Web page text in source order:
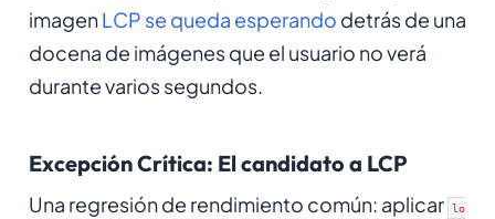
imagenLCP se queda esperando detrás de una
docena de imágenes que el usuario no verá
durante varios segundos.
Excepción Crítica: El candidato a LCP
Una regresión de rendimiento común: aplicar lo